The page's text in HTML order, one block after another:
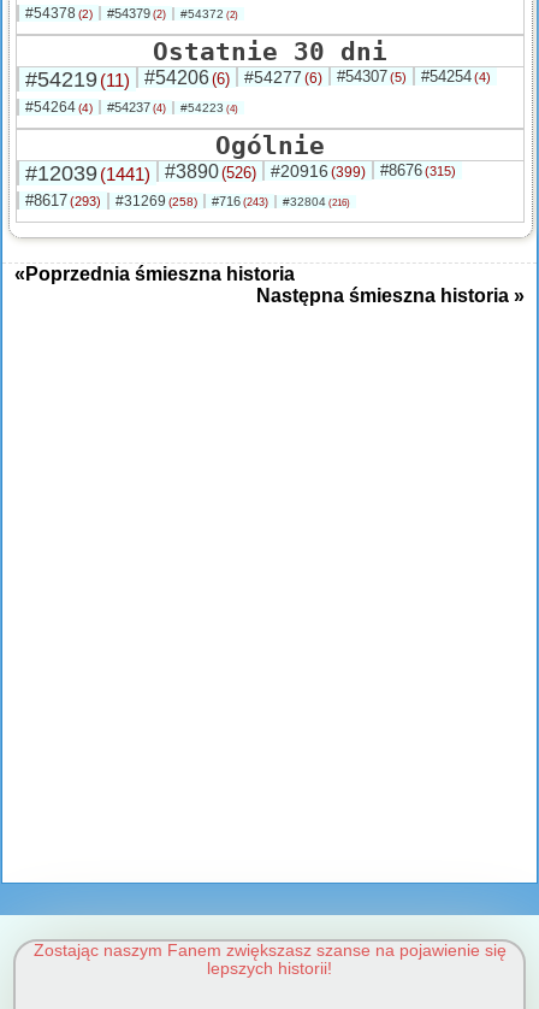
#54378 (2) #54379 (2) #54372 (2)
Ostatnie 30 dni
#54219(11) #54206(6) #54277 (6) #54307(5) #54254(4)
#54264(4) #54237 (4) #54223 (4)
Ogólnie
#12039(1441) #3890(526) #20916 (399) #8676(315)
#8617(293) #31269 (258) #716 (243) #32804 (216)
«Poprzednia śmieszna historia
Następna śmieszna historia »
Zostając naszym Fanem zwiększasz szanse na pojawienie się
lepszych historii!